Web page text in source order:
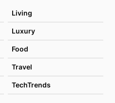
Living
Luxury
Food
Travel
TechTrends